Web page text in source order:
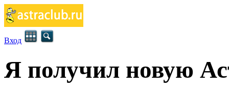
Вход
Я получил новую